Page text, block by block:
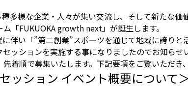
多様な企業・人々が集い交流し、そして新たな
「FUKUOKA growth next」が誕生します。
伴い「”第二創業”スポーツを通じて地域に誇り
ッションを実施する事になりましたのでお知らせ
着順で募集いたします。下記要項をご覧いただ
ッション イベント概要について